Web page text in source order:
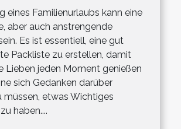
eines Familienurlaubs kann eine
aber auch anstrengende
Es ist essentiell, eine gut
Packliste zu erstellen, damit
Lieben jeden Moment genießen
sich Gedanken darüber
müssen, etwas Wichtiges
haben....